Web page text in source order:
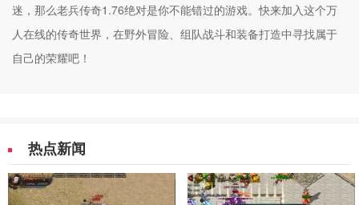
迷，那么老兵传奇1.76绝对是你不能错过的游戏。快来加入这个万
人在线的传奇世界，在野外冒险、组队战斗和装备打造中寻找属于
自己的荣耀吧！
热点新闻